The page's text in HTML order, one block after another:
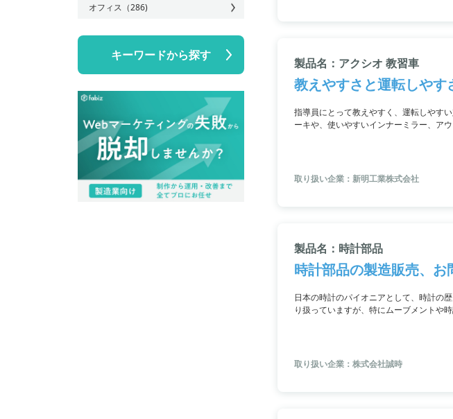
オフィス （286)
キーワードから探す
製品名：アクシオ 教習車
教えやすさと運転しや
指導員にとって教えやすく、運転しやす
ーキや、使いやすいインナーミラー、ア
取り扱い企業：新明工業株式会社
製品名：時計部品
時計部品の製造販売、
日本の時計のパイオニアとして、時計の
り扱っていますが、特にムーブメントや
取り扱い企業：株式会社誠時